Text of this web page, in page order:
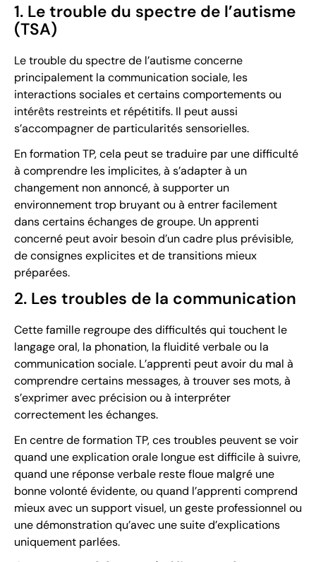
1. Le trouble du spectre de l’autisme
(TSA)
Le trouble du spectre de l’autisme concerne
principalement la communication sociale, les
interactions sociales et certains comportements ou
intérêts restreints et répétitifs. Il peut aussi
s’accompagner de particularités sensorielles.
En formation TP, cela peut se traduire par une difficulté
à comprendre les implicites, à s’adapter à un
changement non annoncé, à supporter un
environnement trop bruyant ou à entrer facilement
dans certains échanges de groupe. Un apprenti
concerné peut avoir besoin d’un cadre plus prévisible,
de consignes explicites et de transitions mieux
préparées.
2. Les troubles de la communication
Cette famille regroupe des difficultés qui touchent le
langage oral, la phonation, la fluidité verbale ou la
communication sociale. L’apprenti peut avoir du mal à
comprendre certains messages, à trouver ses mots, à
s’exprimer avec précision ou à interpréter
correctement les échanges.
En centre de formation TP, ces troubles peuvent se voir
quand une explication orale longue est difficile à suivre,
quand une réponse verbale reste floue malgré une
bonne volonté évidente, ou quand l’apprenti comprend
mieux avec un support visuel, un geste professionnel ou
une démonstration qu’avec une suite d’explications
uniquement parlées.